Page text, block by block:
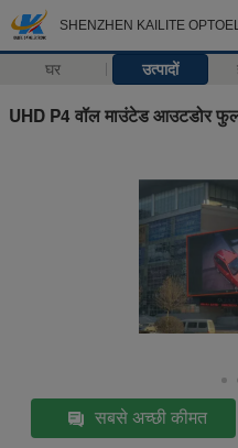
SHENZHEN KAILITE
घर उत्पादों
UHD P4 वॉल माउंटेड आउटडोर
सबसे अच्छी कीमत